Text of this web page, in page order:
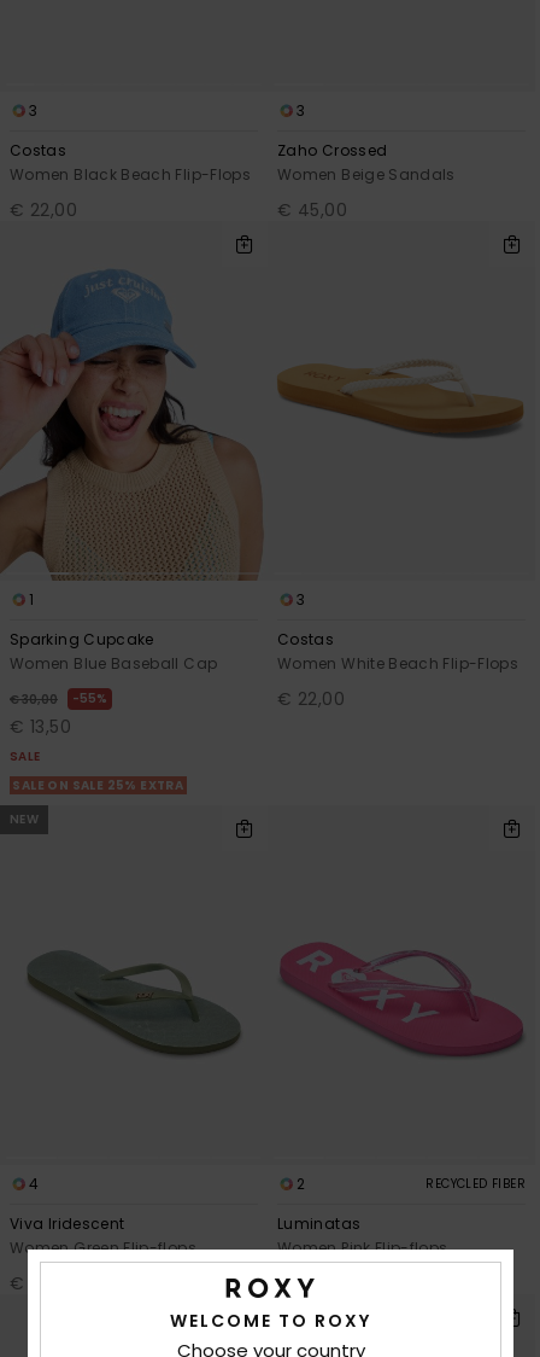
3
Costas
Women Black Beach Flip-Flops
€ 22,00
3
Zaho Crossed
Women Beige Sandals
€ 45,00
1
Sparking Cupcake
Women Blue Baseball Cap
€ 30,00 55%
€ 13,50
SALE
SALE ON SALE 25% EXTRA
3
Costas
Women White Beach Flip-Flops
€ 22,00
NEW
4
Viva Iridescent
Women Green Flip-flops
€ 20,00
2 RECYCLED FIBER
Luminatas
Women Pink Flip-flops
€ 20,00
WELCOME TO ROXY
Choose your country